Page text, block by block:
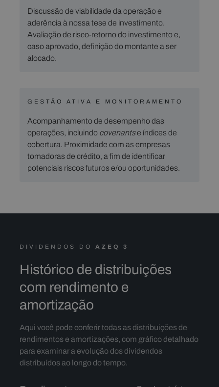
Discussão de viabilidade da operação e
aderência à nossa tese de investimento.
Avaliação de risco-retorno do investimento e,
caso aprovado, definição do montante a ser
alocado.
GESTÃO ATIVA E MONITORAMENTO
Acompanhamento de desempenho das
operações, incluindo covenantse índices de
cobertura. Proximidade com as empresas
tomadoras de crédito, a fim de identificar
potenciais riscos futuros e/ou oportunidades.
DIVIDENDOS DO AZEQ 3
Histórico de distribuições
com rendimento e
amortização
Aqui você pode conferir todas as distribuições de
rendimentos e amortizações, com gráfico detalhado
para examinar a evolução dos dividendos
distribuídos ao longo do tempo.